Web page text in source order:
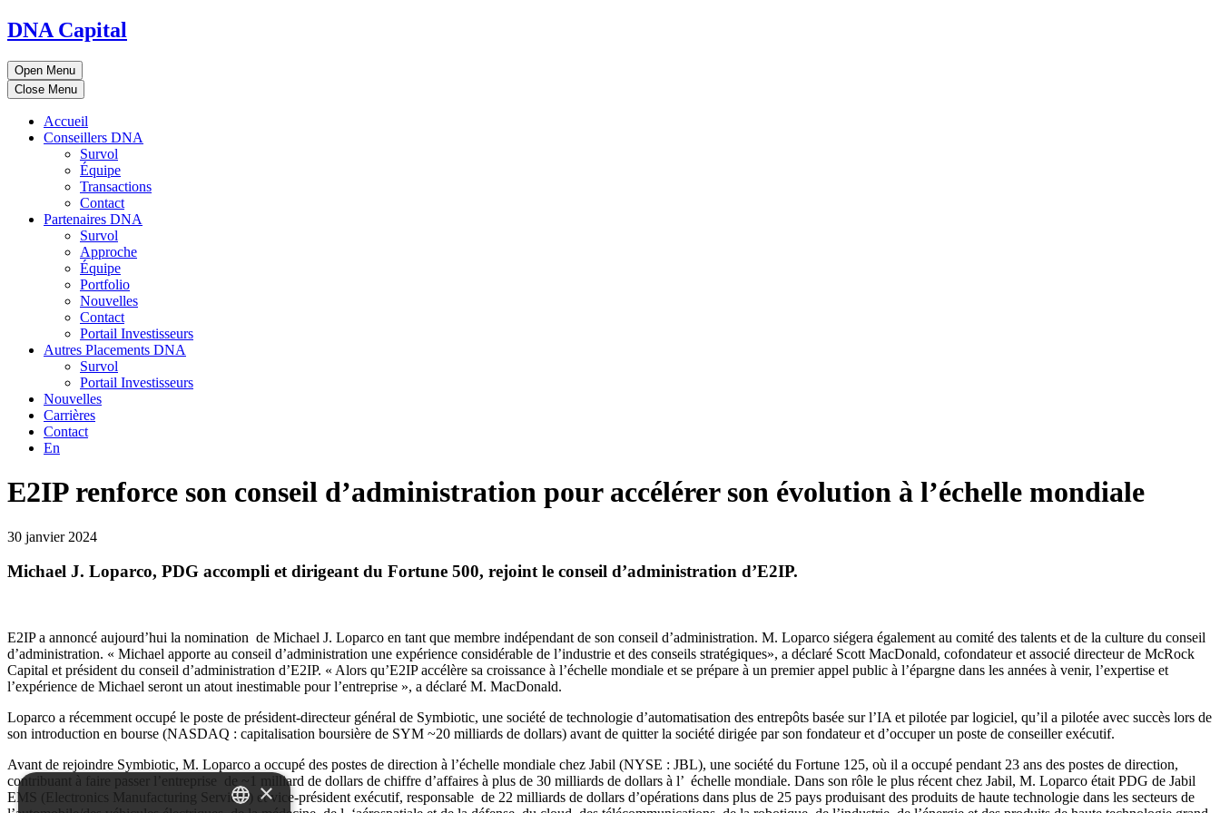
DNA Capital
Open Menu
Close Menu
Accueil
Conseillers DNA
Survol
Équipe
Transactions
Contact
Partenaires DNA
Survol
Approche
Équipe
Portfolio
Nouvelles
Contact
Portail Investisseurs
Autres Placements DNA
Survol
Portail Investisseurs
Nouvelles
Carrières
Contact
En
E2IP renforce son conseil d’administration pour accélérer son évolution à l’échelle mondiale
30 janvier 2024
Michael J. Loparco, PDG accompli et dirigeant du Fortune 500, rejoint le conseil d’administration d’E2IP.
E2IP a annoncé aujourd’hui la nomination de Michael J. Loparco en tant que membre indépendant de son conseil d’administration. M. Loparco siégera également au comité des talents et de la culture du conseil
d’administration. « Michael apporte au conseil d’administration une expérience considérable de l’industrie et des conseils stratégiques», a déclaré Scott MacDonald, cofondateur et associé directeur de McRock
Capital et président du conseil d’administration d’E2IP. « Alors qu’E2IP accélère sa croissance à l’échelle mondiale et se prépare à un premier appel public à l’épargne dans les années à venir, l’expertise et
l’expérience de Michael seront un atout inestimable pour l’entreprise », a déclaré M. MacDonald.
Loparco a récemment occupé le poste de président-directeur général de Symbiotic, une société de technologie d’automatisation des entrepôts basée sur l’IA et pilotée par logiciel, qu’il a pilotée avec succès lors de
son introduction en bourse (NASDAQ : capitalisation boursière de SYM ~20 milliards de dollars) avant de quitter la société dirigée par son fondateur et d’occuper un poste de conseiller exécutif.
Avant de rejoindre Symbiotic, M. Loparco a occupé des postes de direction à l’échelle mondiale chez Jabil (NYSE : JBL), une société du Fortune 125, où il a occupé pendant 23 ans des postes de direction,
contribuant à faire passer l’entreprise de ~1 milliard de dollars de chiffre d’affaires à plus de 30 milliards de dollars à l’ échelle mondiale. Dans son rôle le plus récent chez Jabil, M. Loparco était PDG de Jabil
EMS (Electronics Manufacturing Services) et vice-président exécutif, responsable de 22 milliards de dollars d’opérations dans plus de 25 pays produisant des produits de haute technologie dans les secteurs de
×